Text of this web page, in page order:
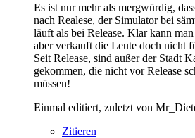
Es ist nur mehr als mergwürdig,
nach Realese, der Simulator bei
läuft als bei Release. Klar kann
aber verkauft die Leute doch nicht
Seit Release, sind außer der Stadt
gekommen, die nicht vor Release
müssen!
Einmal editiert, zuletzt von
Zitieren